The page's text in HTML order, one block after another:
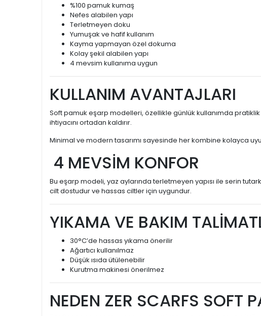
%100 pamuk kumaş
Nefes alabilen yapı
Terletmeyen doku
Yumuşak ve hafif kullanım
Kayma yapmayan özel dokuma
Kolay şekil alabilen yapı
4 mevsim kullanıma uygun
KULLANIM AVANTAJLARI
Soft pamuk eşarp modelleri, özellikle günlük kullanımda
ihtiyacını ortadan kaldırır.
Minimal ve modern tasarımı sayesinde her kombine kolayca
4 MEVSİM KONFOR
Bu eşarp modeli, yaz aylarında terletmeyen yapısı ile serin
cilt dostudur ve hassas ciltler için uygundur.
YIKAMA VE BAKIM
30°C’de hassas yıkama önerilir
Ağartıcı kullanılmaz
Düşük ısıda ütülenebilir
Kurutma makinesi önerilmez
NEDEN ZER SCARFS SOFT